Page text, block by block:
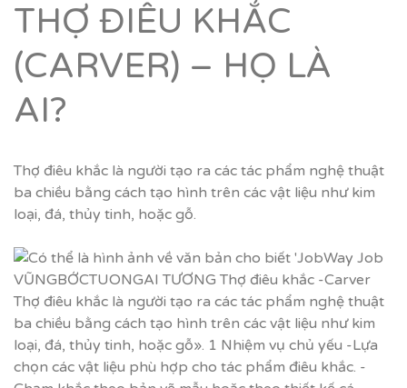
THỢ ĐIÊU KHẮC
(CARVER) – HỌ LÀ
AI?
Thợ điêu khắc là người tạo ra các tác phẩm nghệ thuật
ba chiều bằng cách tạo hình trên các vật liệu như kim
loại, đá, thủy tinh, hoặc gỗ.